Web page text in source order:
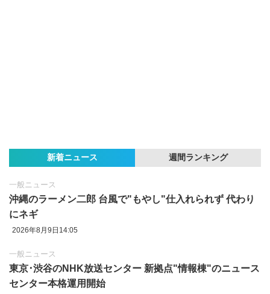
新着ニュース 週間ランキング
一般ニュース
沖縄のラーメン二郎 台風で"もやし"仕入れられず 代わり
にネギ
2026年8月9日14:05
一般ニュース
東京‪･‬渋谷のNHK放送センター 新拠点"情報棟"のニュース
センター本格運用開始